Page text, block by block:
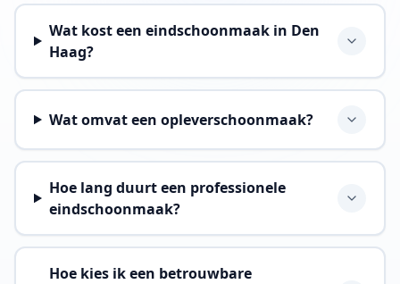
Wat kost een eindschoonmaak in Den
Haag?
Wat omvat een opleverschoonmaak?
Hoe lang duurt een professionele
eindschoonmaak?
Hoe kies ik een betrouwbare